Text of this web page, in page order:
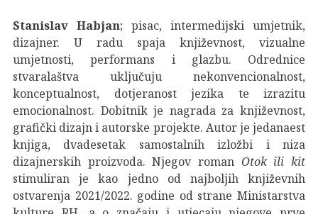
Stanislav Habjan; pisac, intermedijski umjetnik,
dizajner. U radu spaja književnost, vizualne
umjetnosti, performans i glazbu. Odrednice
stvaralaštva uključuju nekonvencionalnost,
konceptualnost, dotjeranost jezika te izrazitu
emocionalnost. Dobitnik je nagrada za književnost,
grafički dizajn i autorske projekte. Autor je jedanaest
knjiga, dvadesetak samostalnih izložbi i niza
dizajnerskih proizvoda. Njegov roman Otok ili kit
stimuliran je kao jedno od najboljih književnih
ostvarenja 2021/2022. godine od strane Ministarstva